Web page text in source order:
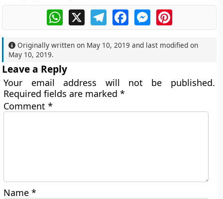
WhatsApp
X TelegramFacebookMessengerPinterest
Originally written on May 10, 2019 and last modified on
May 10, 2019.
Leave a Reply
Your email address will not be published.
Required fields are marked*
Comment*
Name*